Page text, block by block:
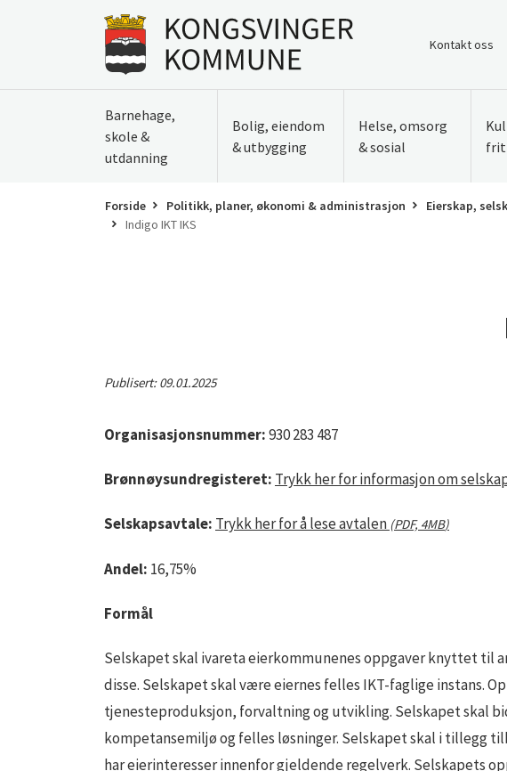
Gå til forsiden
Kontakt oss
Barnehage,
skole &
utdanning
Bolig, eiendom
& utbygging
Helse, omsorg
& sosial
Forside Politikk, planer, økonomi & administrasjon Eierskap,
Indigo IKT IKS
Publisert:09.01.2025
Organisasjonsnummer:930 283 487
Brønnøysundregisteret: Trykk her for informasjon om
Selskapsavtale: Trykk her for å lese avtalen (PDF, 4MB)
Andel: 16,75%
Formål
Selskapet skal ivareta eierkommunenes oppgaver knyttet til
disse. Selskapet skal være eiernes felles IKT-faglige instans.
tjenesteproduksjon, forvaltning og utvikling. Selskapet skal
kompetansemiljø og felles løsninger. Selskapet skal i tillegg
har eierinteresser innenfor gjeldende regelverk. Selskapets